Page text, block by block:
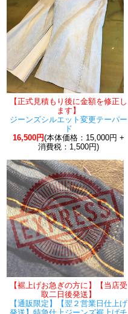
【正式見積もり後に金額を修正し
ます】
ジーンズシルエット変更テーパー
ド
16,500円(本体価格：15,000円 +
消費税：1,500円)
【裾上げお急ぎの方に】【当店受
取二日後発送】
【通販限定】【翌２営業日仕上げ